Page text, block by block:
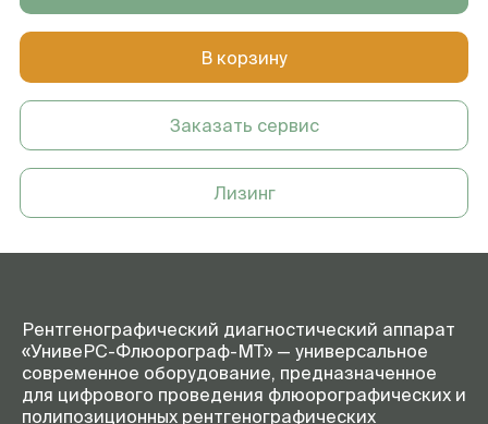
Диаметр фокусного пятна,
мм
Скорость вращения анода,
об/мин
2700
Размер матрицы детектора,
Разрядность АЦП, бит
14
Длительность экспозиции, с
0,001-10
получаемого изображения,
Напряжение электрической
сети, В
380
Частота электрической
сети, Гц
50
В корзину
Заказать сервис
Лизинг
Рентгенографический диагностический аппарат
«УнивеРС-Флюорограф-МТ» — универсальное
современное оборудование, предназначенное
для цифрового проведения флюорографических и
полипозиционных рентгенографических